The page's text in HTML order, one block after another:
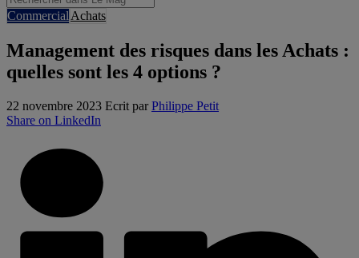
Commercial Achats
Management des risques dans les Achats :
quelles sont les 4 options ?
22 novembre 2023 Ecrit parPhilippe Petit
Share on LinkedIn